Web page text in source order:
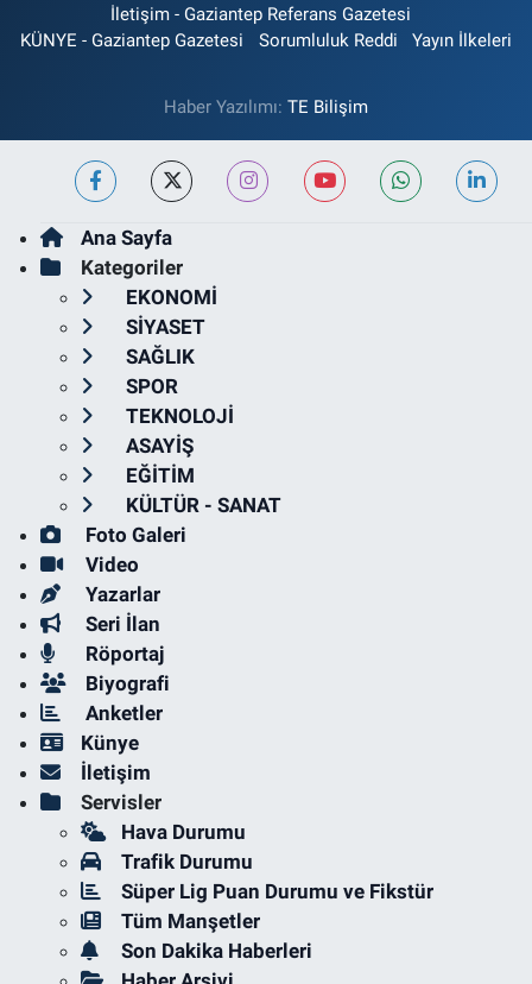
İletişim - Gaziantep Referans Gazetesi
KÜNYE - Gaziantep Gazetesi
Sorumluluk Reddi Yayın İlkeleri
Haber Yazılımı: TE Bilişim
Ana Sayfa
Kategoriler
EKONOMİ
SİYASET
SAĞLIK
SPOR
TEKNOLOJİ
ASAYİŞ
EĞİTİM
KÜLTÜR - SANAT
Foto Galeri
Video
Yazarlar
Seri İlan
Röportaj
Biyografi
Anketler
Künye
İletişim
Servisler
Hava Durumu
Trafik Durumu
Süper Lig Puan Durumu ve Fikstür
Tüm Manşetler
Son Dakika Haberleri